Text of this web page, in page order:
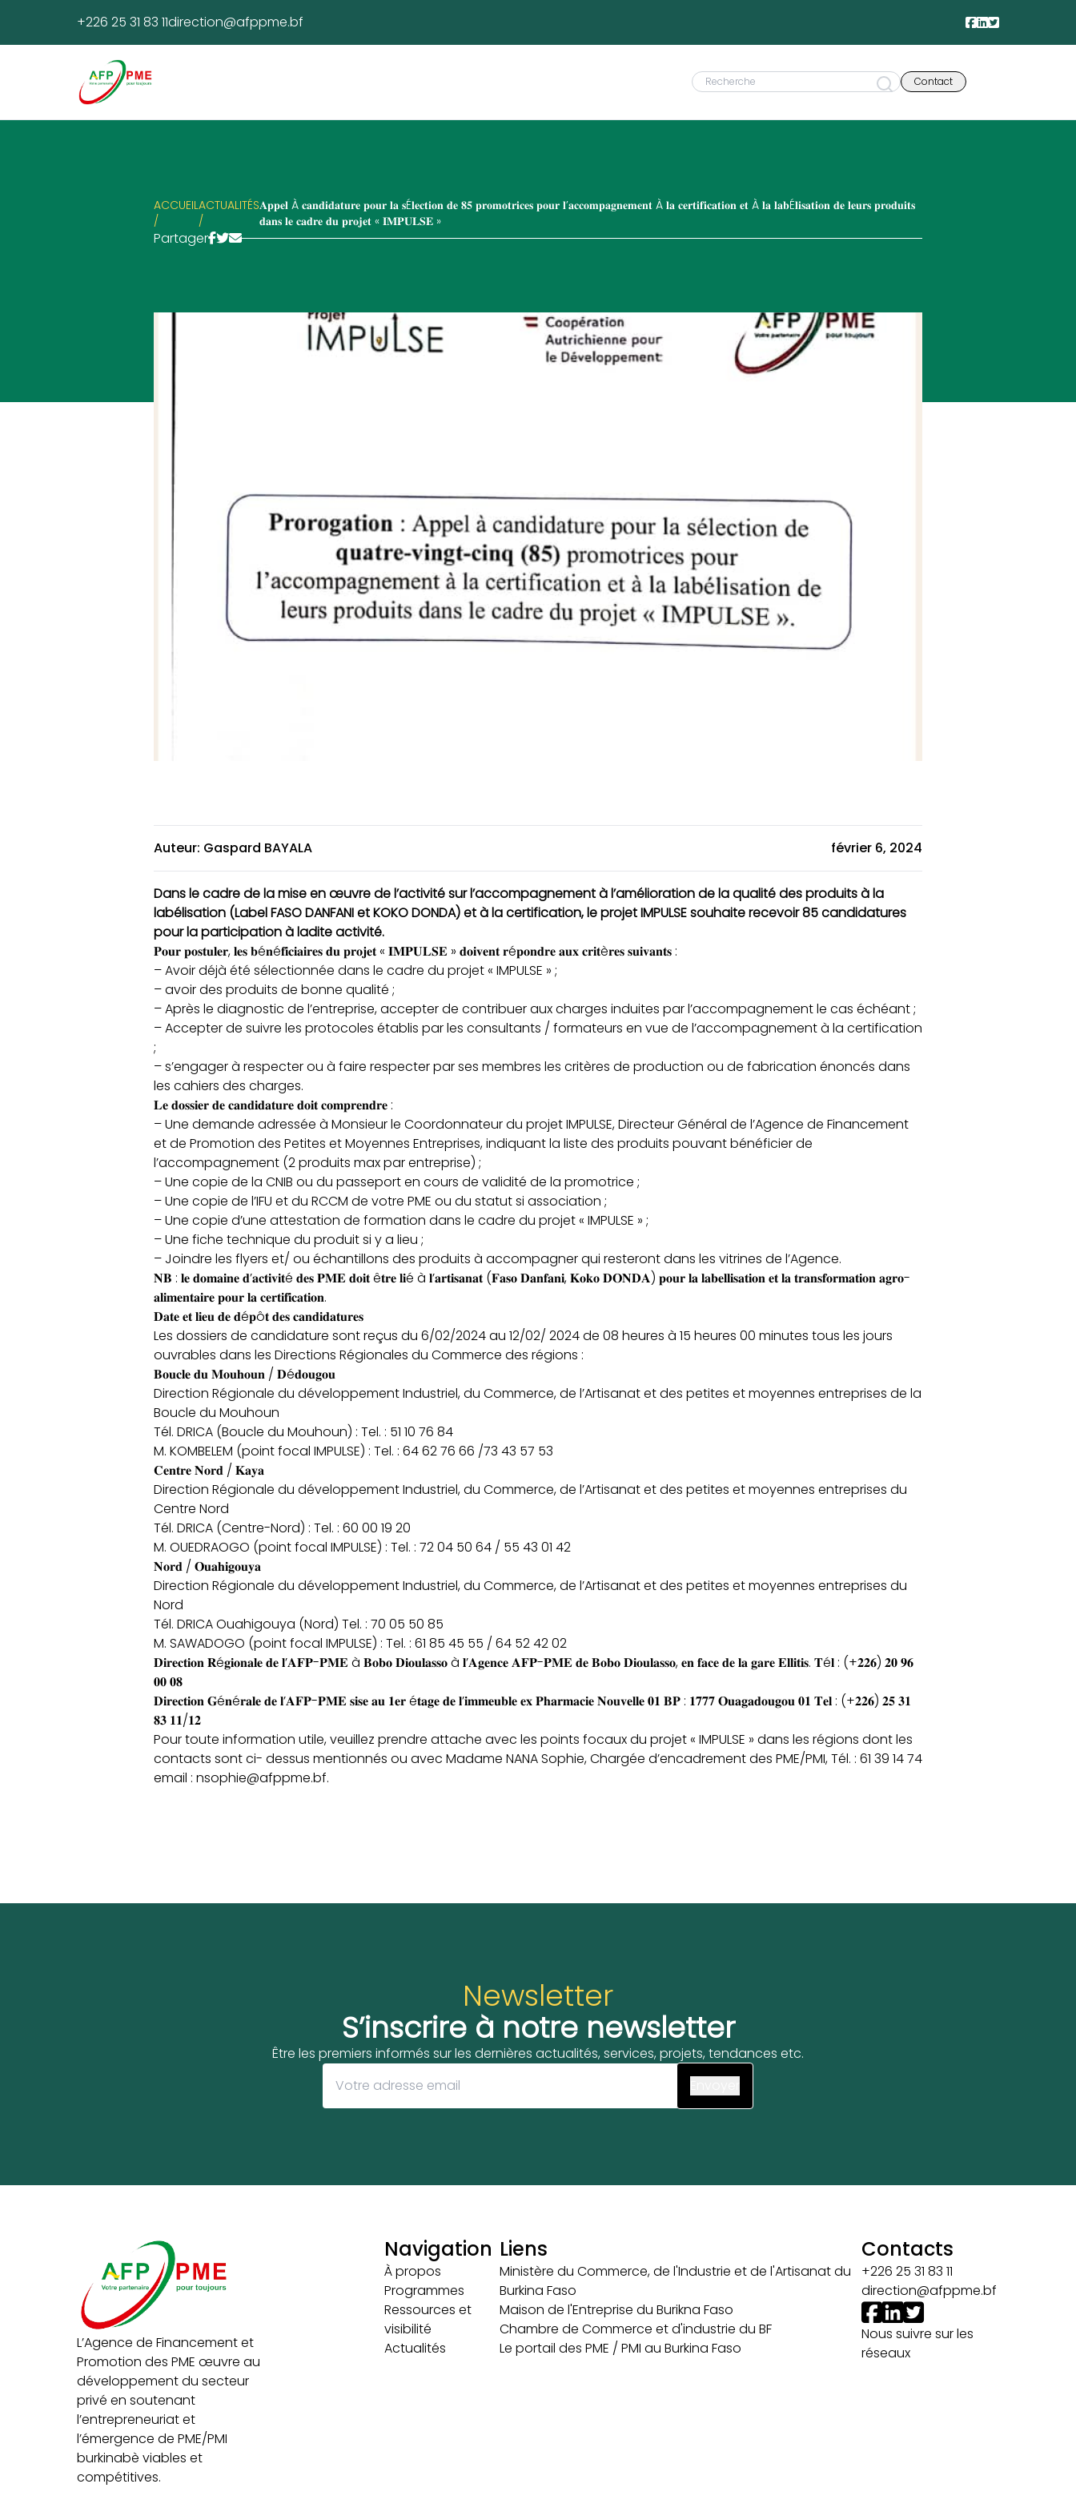
+226 25 31 83 11direction@afppme.bf
Contact
ACCUEIL
/
ACTUALITÉS
/
𝐀𝐩𝐩𝐞𝐥 À 𝐜𝐚𝐧𝐝𝐢𝐝𝐚𝐭𝐮𝐫𝐞 𝐩𝐨𝐮𝐫 𝐥𝐚 𝐬É𝐥𝐞𝐜𝐭𝐢𝐨𝐧 𝐝𝐞 𝟖𝟓 𝐩𝐫𝐨𝐦𝐨𝐭𝐫𝐢𝐜𝐞𝐬 𝐩𝐨𝐮𝐫 𝐥’𝐚𝐜𝐜𝐨𝐦𝐩𝐚𝐠𝐧𝐞𝐦𝐞𝐧𝐭 À 𝐥𝐚 𝐜𝐞𝐫𝐭𝐢𝐟𝐢𝐜𝐚𝐭𝐢𝐨𝐧 𝐞𝐭 À 𝐥𝐚 𝐥𝐚𝐛É𝐥𝐢𝐬𝐚𝐭𝐢𝐨𝐧 𝐝𝐞 𝐥𝐞𝐮𝐫𝐬 𝐩𝐫𝐨𝐝𝐮𝐢𝐭𝐬
𝐝𝐚𝐧𝐬 𝐥𝐞 𝐜𝐚𝐝𝐫𝐞 𝐝𝐮 𝐩𝐫𝐨𝐣𝐞𝐭 « 𝐈𝐌𝐏𝐔𝐋𝐒𝐄 »
Partager
Auteur: Gaspard BAYALA février 6, 2024
Dans le cadre de la mise en œuvre de l’activité sur l’accompagnement à l’amélioration de la qualité des produits à la
labélisation (Label FASO DANFANI et KOKO DONDA) et à la certification, le projet IMPULSE souhaite recevoir 85 candidatures
pour la participation à ladite activité.
𝐏𝐨𝐮𝐫 𝐩𝐨𝐬𝐭𝐮𝐥𝐞𝐫, 𝐥𝐞𝐬 𝐛é𝐧é𝐟𝐢𝐜𝐢𝐚𝐢𝐫𝐞𝐬 𝐝𝐮 𝐩𝐫𝐨𝐣𝐞𝐭 « 𝐈𝐌𝐏𝐔𝐋𝐒𝐄 » 𝐝𝐨𝐢𝐯𝐞𝐧𝐭 𝐫é𝐩𝐨𝐧𝐝𝐫𝐞 𝐚𝐮𝐱 𝐜𝐫𝐢𝐭è𝐫𝐞𝐬 𝐬𝐮𝐢𝐯𝐚𝐧𝐭𝐬 :
– Avoir déjà été sélectionnée dans le cadre du projet « IMPULSE » ;
– avoir des produits de bonne qualité ;
– Après le diagnostic de l’entreprise, accepter de contribuer aux charges induites par l’accompagnement le cas échéant ;
– Accepter de suivre les protocoles établis par les consultants / formateurs en vue de l’accompagnement à la certification
;
– s’engager à respecter ou à faire respecter par ses membres les critères de production ou de fabrication énoncés dans
les cahiers des charges.
𝐋𝐞 𝐝𝐨𝐬𝐬𝐢𝐞𝐫 𝐝𝐞 𝐜𝐚𝐧𝐝𝐢𝐝𝐚𝐭𝐮𝐫𝐞 𝐝𝐨𝐢𝐭 𝐜𝐨𝐦𝐩𝐫𝐞𝐧𝐝𝐫𝐞 :
– Une demande adressée à Monsieur le Coordonnateur du projet IMPULSE, Directeur Général de l’Agence de Financement
et de Promotion des Petites et Moyennes Entreprises, indiquant la liste des produits pouvant bénéficier de
l’accompagnement (2 produits max par entreprise) ;
– Une copie de la CNIB ou du passeport en cours de validité de la promotrice ;
– Une copie de l’IFU et du RCCM de votre PME ou du statut si association ;
– Une copie d’une attestation de formation dans le cadre du projet « IMPULSE » ;
– Une fiche technique du produit si y a lieu ;
– Joindre les flyers et/ ou échantillons des produits à accompagner qui resteront dans les vitrines de l’Agence.
𝐍𝐁 : 𝐥𝐞 𝐝𝐨𝐦𝐚𝐢𝐧𝐞 𝐝’𝐚𝐜𝐭𝐢𝐯𝐢𝐭é 𝐝𝐞𝐬 𝐏𝐌𝐄 𝐝𝐨𝐢𝐭 ê𝐭𝐫𝐞 𝐥𝐢é à 𝐥’𝐚𝐫𝐭𝐢𝐬𝐚𝐧𝐚𝐭 (𝐅𝐚𝐬𝐨 𝐃𝐚𝐧𝐟𝐚𝐧𝐢, 𝐊𝐨𝐤𝐨 𝐃𝐎𝐍𝐃𝐀) 𝐩𝐨𝐮𝐫 𝐥𝐚 𝐥𝐚𝐛𝐞𝐥𝐥𝐢𝐬𝐚𝐭𝐢𝐨𝐧 𝐞𝐭 𝐥𝐚 𝐭𝐫𝐚𝐧𝐬𝐟𝐨𝐫𝐦𝐚𝐭𝐢𝐨𝐧 𝐚𝐠𝐫𝐨-
𝐚𝐥𝐢𝐦𝐞𝐧𝐭𝐚𝐢𝐫𝐞 𝐩𝐨𝐮𝐫 𝐥𝐚 𝐜𝐞𝐫𝐭𝐢𝐟𝐢𝐜𝐚𝐭𝐢𝐨𝐧.
𝐃𝐚𝐭𝐞 𝐞𝐭 𝐥𝐢𝐞𝐮 𝐝𝐞 𝐝é𝐩ô𝐭 𝐝𝐞𝐬 𝐜𝐚𝐧𝐝𝐢𝐝𝐚𝐭𝐮𝐫𝐞𝐬
Les dossiers de candidature sont reçus du 6/02/2024 au 12/02/ 2024 de 08 heures à 15 heures 00 minutes tous les jours
ouvrables dans les Directions Régionales du Commerce des régions :
𝐁𝐨𝐮𝐜𝐥𝐞 𝐝𝐮 𝐌𝐨𝐮𝐡𝐨𝐮𝐧 / 𝐃é𝐝𝐨𝐮𝐠𝐨𝐮
Direction Régionale du développement Industriel, du Commerce, de l’Artisanat et des petites et moyennes entreprises de la
Boucle du Mouhoun
Tél. DRICA (Boucle du Mouhoun) : Tel. : 51 10 76 84
M. KOMBELEM (point focal IMPULSE) : Tel. : 64 62 76 66 /73 43 57 53
𝐂𝐞𝐧𝐭𝐫𝐞 𝐍𝐨𝐫𝐝 / 𝐊𝐚𝐲𝐚
Direction Régionale du développement Industriel, du Commerce, de l’Artisanat et des petites et moyennes entreprises du
Centre Nord
Tél. DRICA (Centre-Nord) : Tel. : 60 00 19 20
M. OUEDRAOGO (point focal IMPULSE) : Tel. : 72 04 50 64 / 55 43 01 42
𝐍𝐨𝐫𝐝 / 𝐎𝐮𝐚𝐡𝐢𝐠𝐨𝐮𝐲𝐚
Direction Régionale du développement Industriel, du Commerce, de l’Artisanat et des petites et moyennes entreprises du
Nord
Tél. DRICA Ouahigouya (Nord) Tel. : 70 05 50 85
M. SAWADOGO (point focal IMPULSE) : Tel. : 61 85 45 55 / 64 52 42 02
𝐃𝐢𝐫𝐞𝐜𝐭𝐢𝐨𝐧 𝐑é𝐠𝐢𝐨𝐧𝐚𝐥𝐞 𝐝𝐞 𝐥’𝐀𝐅𝐏-𝐏𝐌𝐄 à 𝐁𝐨𝐛𝐨 𝐃𝐢𝐨𝐮𝐥𝐚𝐬𝐬𝐨 à 𝐥’𝐀𝐠𝐞𝐧𝐜𝐞 𝐀𝐅𝐏-𝐏𝐌𝐄 𝐝𝐞 𝐁𝐨𝐛𝐨 𝐃𝐢𝐨𝐮𝐥𝐚𝐬𝐬𝐨, 𝐞𝐧 𝐟𝐚𝐜𝐞 𝐝𝐞 𝐥𝐚 𝐠𝐚𝐫𝐞 𝐄𝐥𝐥𝐢𝐭𝐢𝐬. 𝐓é𝐥 : (+𝟐𝟐𝟔) 𝟐𝟎 𝟗𝟔
𝟎𝟎 𝟎𝟖
𝐃𝐢𝐫𝐞𝐜𝐭𝐢𝐨𝐧 𝐆é𝐧é𝐫𝐚𝐥𝐞 𝐝𝐞 𝐥’𝐀𝐅𝐏-𝐏𝐌𝐄 𝐬𝐢𝐬𝐞 𝐚𝐮 𝟏𝐞𝐫 é𝐭𝐚𝐠𝐞 𝐝𝐞 𝐥’𝐢𝐦𝐦𝐞𝐮𝐛𝐥𝐞 𝐞𝐱 𝐏𝐡𝐚𝐫𝐦𝐚𝐜𝐢𝐞 𝐍𝐨𝐮𝐯𝐞𝐥𝐥𝐞 𝟎𝟏 𝐁𝐏 : 𝟏𝟕𝟕𝟕 𝐎𝐮𝐚𝐠𝐚𝐝𝐨𝐮𝐠𝐨𝐮 𝟎𝟏 𝐓𝐞𝐥 : (+𝟐𝟐𝟔) 𝟐𝟓 𝟑𝟏
𝟖𝟑 𝟏𝟏/𝟏𝟐
Pour toute information utile, veuillez prendre attache avec les points focaux du projet « IMPULSE » dans les régions dont les
contacts sont ci- dessus mentionnés ou avec Madame NANA Sophie, Chargée d’encadrement des PME/PMI, Tél. : 61 39 14 74
email : nsophie@afppme.bf.
Newsletter
S’inscrire à notre newsletter
Être les premiers informés sur les dernières actualités, services, projets, tendances etc.
L’Agence de Financement et
Promotion des PME œuvre au
développement du secteur
privé en soutenant
l’entrepreneuriat et
l’émergence de PME/PMI
burkinabè viables et
compétitives.
Navigation
À propos
Programmes
Ressources et
visibilité
Actualités
Liens
Ministère du Commerce, de l'Industrie et de l'Artisanat du
Burkina Faso
Maison de l'Entreprise du Burikna Faso
Chambre de Commerce et d'industrie du BF
Le portail des PME / PMI au Burkina Faso
Contacts
+226 25 31 83 11
direction@afppme.bf
Nous suivre sur les
réseaux